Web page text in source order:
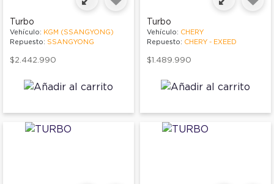
Turbo
Vehículo: KGM (SSANGYONG)
Repuesto: SSANGYONG
$2.442.990
Turbo
Vehículo: CHERY
Repuesto: CHERY - EXEED
$1.489.990